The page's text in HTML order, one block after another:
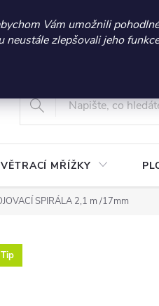
sleva 300 Kč při nákupu nad
Vám umožnili
neustále zlepšovali jeho
+420
Vrácení a reklamace zboží
VĚTRACÍ MŘÍŽKY
SPIRÁLA 2,1 m /17mm
Tip